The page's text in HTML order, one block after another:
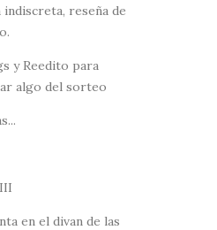
indiscreta, reseña de
y Reedito para
algo del sorteo
en el divan de las